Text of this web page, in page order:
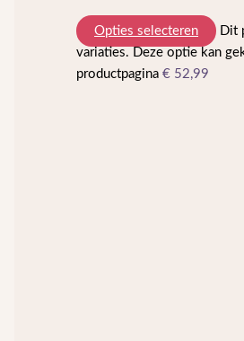
Opties selecteren
Dit
variaties. Deze optie kan
productpagina€ 52,99